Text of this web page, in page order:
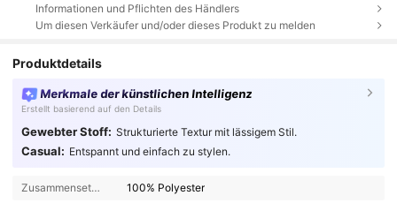
Informationen und Pflichten des Händlers
Um diesen Verkäufer und/oder dieses Produkt zu melden
Produktdetails
Merkmale der künstlichen Intelligenz
Erstellt basierend auf den Details
Gewebter Stoff: Strukturierte Textur mit lässigem Stil.
Casual: Entspannt und einfach zu stylen.
Zusammensetzung: 100% Polyester